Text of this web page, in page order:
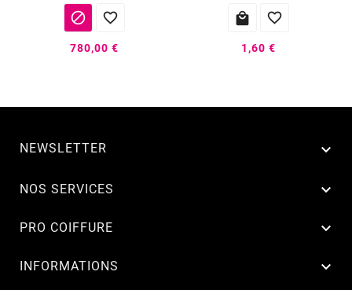
 
780,00 €
 
1,60 €
NEWSLETTER 
NOS SERVICES 
PRO COIFFURE 
INFORMATIONS 